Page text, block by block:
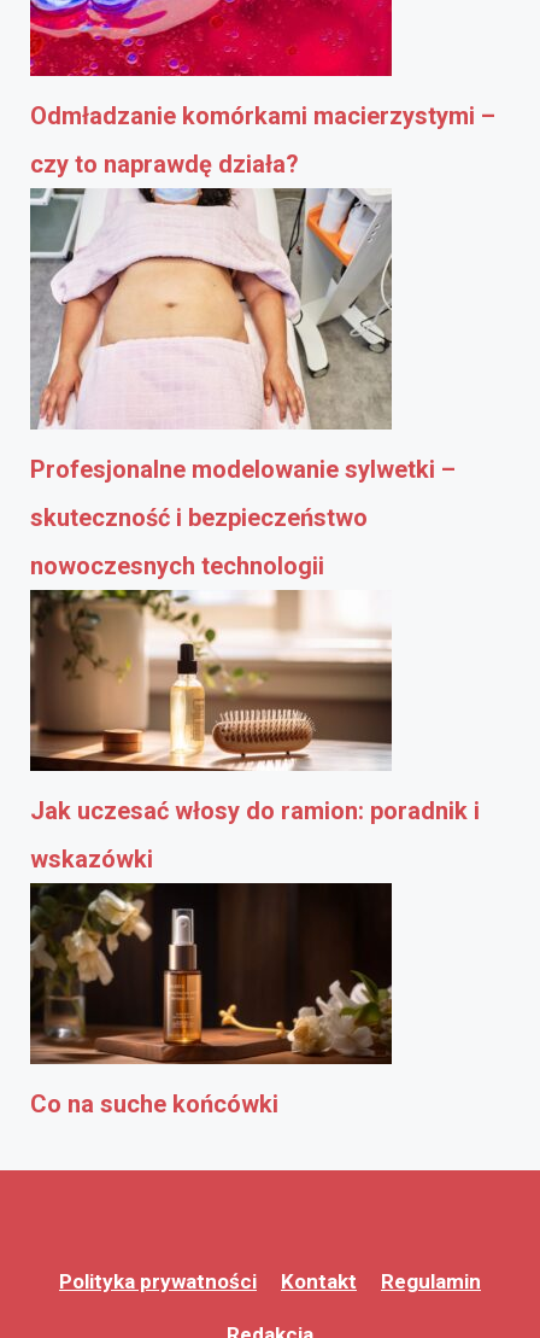
Odmładzanie komórkami macierzystymi –
czy to naprawdę działa?
Profesjonalne modelowanie sylwetki –
skuteczność i bezpieczeństwo
nowoczesnych technologii
Jak uczesać włosy do ramion: poradnik i
wskazówki
Co na suche końcówki
Polityka prywatności Kontakt Regulamin